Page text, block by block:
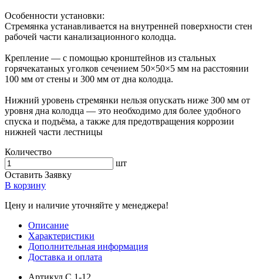
Особенности установки:
Стремянка устанавливается на внутренней поверхности стен
рабочей части канализационного колодца.
Крепление — с помощью кронштейнов из стальных
горячекатаных уголков сечением 50×50×5 мм на расстоянии
100 мм от стены и 300 мм от дна колодца.
Нижний уровень стремянки нельзя опускать ниже 300 мм от
уровня дна колодца — это необходимо для более удобного
спуска и подъёма, а также для предотвращения коррозии
нижней части лестницы
Количество
шт
Оставить Заявку
В корзину
Цену и наличие уточняйте у менеджера!
Описание
Характеристики
Дополнительная информация
Доставка и оплата
Артикул С 1-12